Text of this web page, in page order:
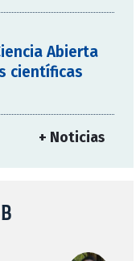
Abierta
científicas
+ Noticias